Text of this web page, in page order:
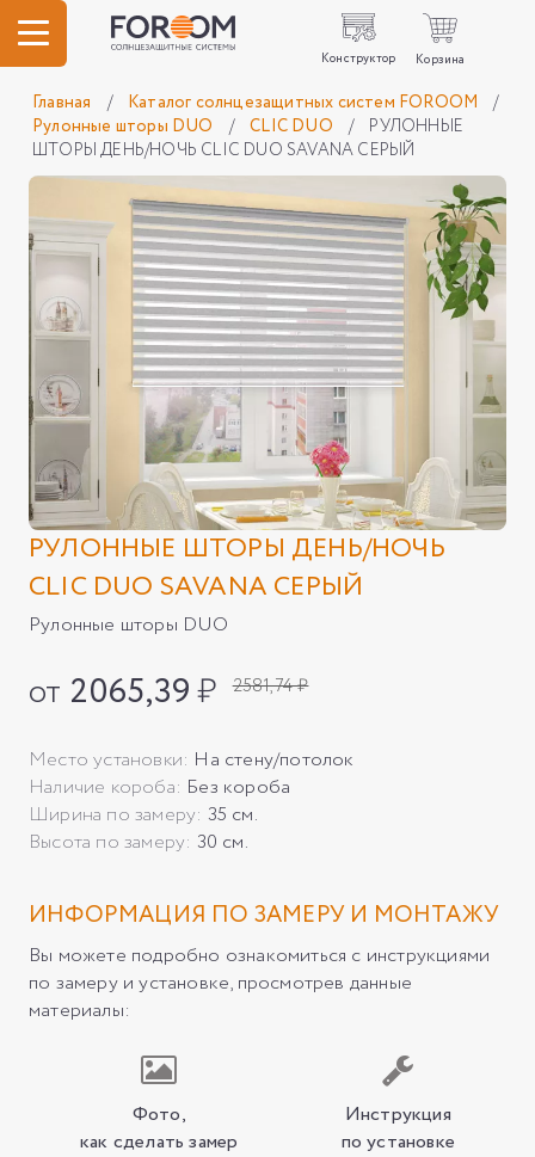
Конструктор Корзина
Главная / Каталог солнцезащитных систем FOROOM
/
Рулонные шторы DUO
/ CLIC DUO /
РУЛОННЫЕ
ШТОРЫ ДЕНЬ/НОЧЬ CLIC DUO SAVANA СЕРЫЙ
РУЛОННЫЕ ШТОРЫ ДЕНЬ/НОЧЬ
CLIC DUO SAVANA СЕРЫЙ
Рулонные шторы DUO
от 2065,39₽ 2581,74 ₽
Место установки: На стену/потолок
Наличие короба: Без короба
Ширина по замеру: 35 см.
Высота по замеру: 30 см.
ИНФОРМАЦИЯ ПО ЗАМЕРУ И МОНТАЖУ
Вы можете подробно ознакомиться с инструкциями
по замеру и установке, просмотрев данные
материалы:
Фото,
как сделать замер
Инструкция
по установке